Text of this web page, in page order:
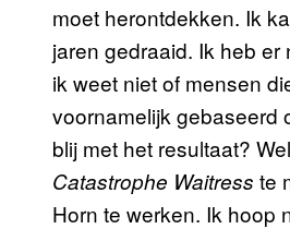
moet herontdekken. Ik
jaren gedraaid. Ik heb
ik weet niet of mensen
voornamelijk gebaseerd
blij met het resultaat?
Catastrophe Waitress te
Horn te werken. Ik hoop